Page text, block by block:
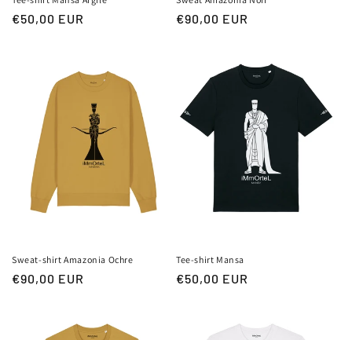
Prix
€50,00 EUR
Prix
€90,00 EUR
Sweat-shirt Amazonia Ochre
Prix
€90,00 EUR
Tee-shirt Mansa
Prix
€50,00 EUR